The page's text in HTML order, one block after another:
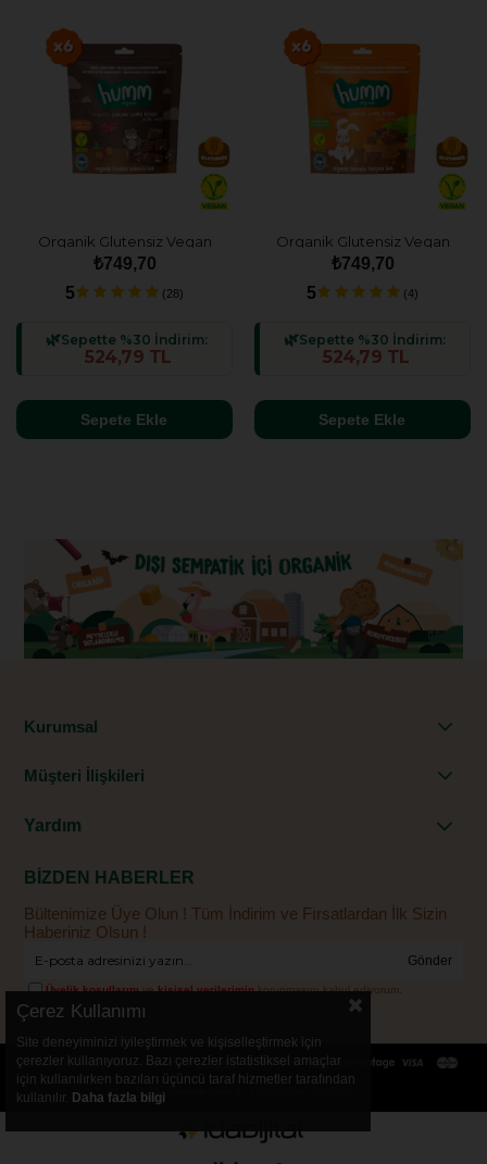
Organik Glutensiz Vegan
Kakaolu ve Fındıklı Kek
Atıştırmalık Paketi - 6 adet
₺749,70
5
(28)
Sepette %30 İndirim:
524,79 TL
Sepete Ekle
Organik Glutensiz Vegan
Havuçlu ve Tarçınlı Kek
Atıştırmalık Paketi - 6 adet
₺749,70
5
(4)
Sepette %30 İndirim:
524,79 TL
Sepete Ekle
Kurumsal
Müşteri İlişkileri
Yardım
BİZDEN HABERLER
Bültenimize Üye Olun ! Tüm İndirim ve Fırsatlardan İlk Sizin
Haberiniz Olsun !
Gönder
Üyelik koşullarınıvekişisel verileriminkorunmasını kabul ediyorum.
© 2025
Çerez Kullanımı
Site deneyiminizi iyileştirmek ve kişiselleştirmek için
çerezler kullanıyoruz. Bazı çerezler istatistiksel amaçlar
için kullanılırken bazıları üçüncü taraf hizmetler tarafından
kullanılır. Daha fazla bilgi